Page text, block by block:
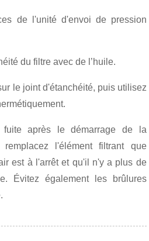
de l'unité d'envoi de pression
du filtre avec de l’huile.
le joint d'étanchéité, puis utilisez
après le démarrage de la
l'élément filtrant que
est à l'arrêt et qu'il n'y a plus de
Évitez également les brûlures